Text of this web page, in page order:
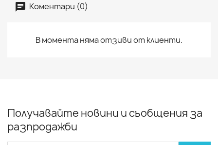
Коментари (0)
В момента няма отзиви от клиенти.
Получавайте новини и съобщения за
разпродажби